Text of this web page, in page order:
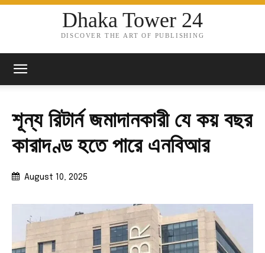
Dhaka Tower 24
DISCOVER THE ART OF PUBLISHING
শূন্য রিটার্ন জমাদানকারী যে কয় বছর
কারাদণ্ড হতে পারে এনবিআর
August 10, 2025